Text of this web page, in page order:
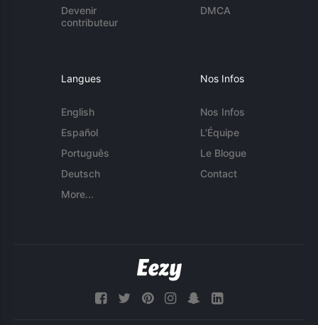
Devenir
contributeur
DMCA
Langues
English
Español
Português
Deutsch
More...
Nos Infos
Nos Infos
L'Équipe
Le Blogue
Contact